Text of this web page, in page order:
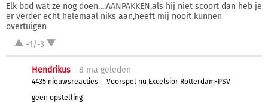
Elk bod wat ze nog doen….AANPAKKEN,als hij niet scoort dan heb je
er verder echt helemaal niks aan,heeft mij nooit kunnen
overtuigen
+1/-3
Hendrikus 8 ma geleden
4435 nieuwsreacties
Voorspel nu Excelsior Rotterdam-PSV
geen opstelling